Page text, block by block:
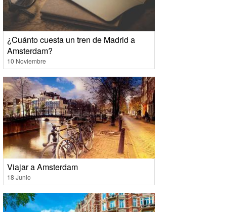
¿Cuánto cuesta un tren de Madrid a
Amsterdam?
10 Noviembre
Viajar a Amsterdam
18 Junio